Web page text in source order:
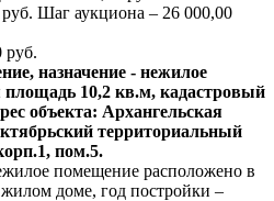
Шаг аукциона – 26 000,00
руб.
назначение - нежилое
10,2 кв.м, кадастровый
объекта: Архангельская
территориальный
пом.5.
помещение расположено в
доме, год постройки –